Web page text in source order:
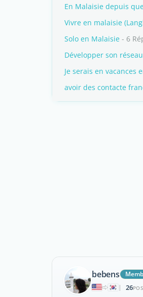
En Malaisie depuis
Vivre en malaisie
Solo en Malaisie - 6
Développer son
Je serais en vacances
avoir des contacte
bebens
|
26